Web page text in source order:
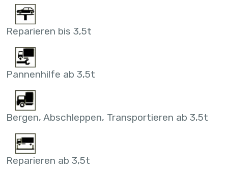
Reparieren bis 3,5t
Pannenhilfe ab 3,5t
Bergen, Abschleppen, Transportieren ab 3,5t
Reparieren ab 3,5t